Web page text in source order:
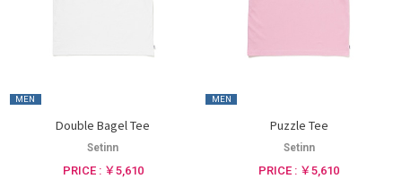
MEN
Double Bagel Tee
Setinn
PRICE : ￥5,610
MEN
Puzzle Tee
Setinn
PRICE : ￥5,610